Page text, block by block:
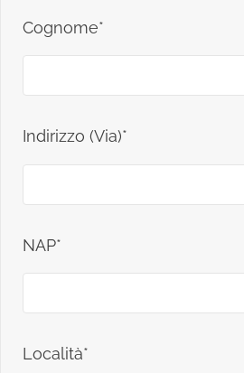
Cognome*
Indirizzo (Via)*
NAP*
Località*